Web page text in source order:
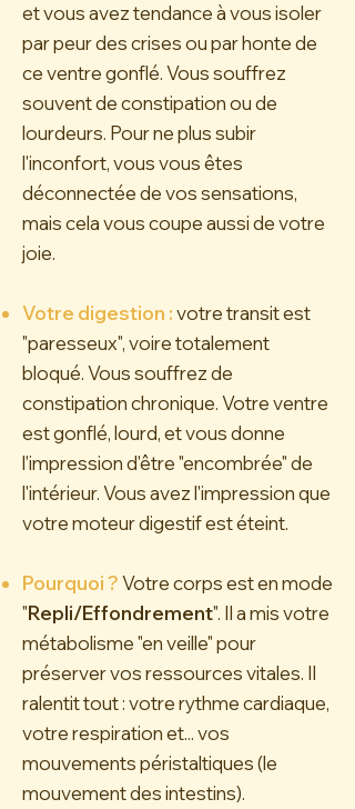
et vous avez tendance à vous isoler
par peur des crises ou par honte de
ce ventre gonflé. Vous souffrez
souvent de constipation ou de
lourdeurs. Pour ne plus subir
l'inconfort, vous vous êtes
déconnectée de vos sensations,
mais cela vous coupe aussi de votre
joie.
Votre digestion :votre transit est
"paresseux", voire totalement
bloqué. Vous souffrez de
constipation chronique. Votre ventre
est gonflé, lourd, et vous donne
l'impression d'être "encombrée" de
l'intérieur. Vous avez l'impression que
votre moteur digestif est éteint.
Pourquoi ?Votre corpsest en mode
"Repli/Effondrement". Il a mis votre
métabolisme "en veille" pour
préserver vos ressources vitales. Il
ralentit tout : votre rythme cardiaque,
votre respiration et... vos
mouvements péristaltiques (le
mouvement des intestins).